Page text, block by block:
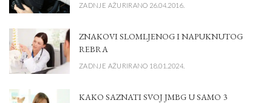
ZADNJE AŽURIRANO 26.04.2016.
ZNAKOVI SLOMLJENOG I NAPUKNUTOG
REBRA
ZADNJE AŽURIRANO 18.01.2024.
KAKO SAZNATI SVOJ JMBG U SAMO 3